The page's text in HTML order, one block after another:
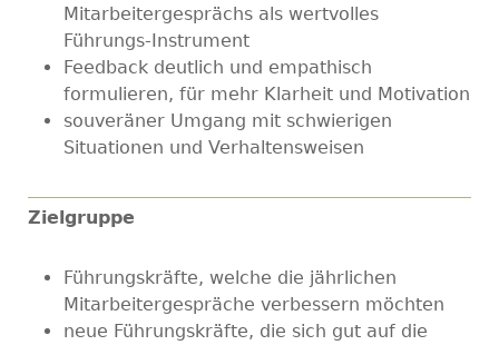
Mitarbeitergesprächs als wertvolles
Führungs-Instrument
Feedback deutlich und empathisch
formulieren, für mehr Klarheit und Motivation
souveräner Umgang mit schwierigen
Situationen und Verhaltensweisen
Zielgruppe
Führungskräfte, welche die jährlichen
Mitarbeitergespräche verbessern möchten
neue Führungskräfte, die sich gut auf die